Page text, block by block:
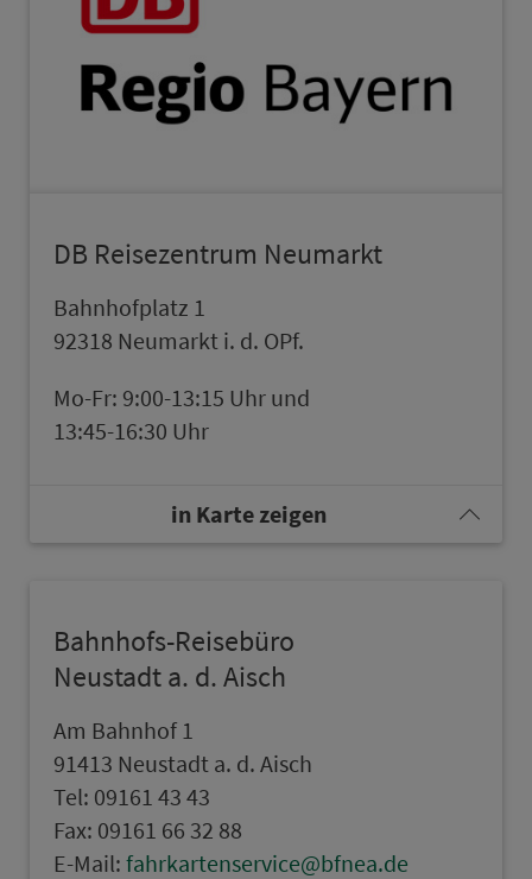
DB Reisezentrum Neumarkt
Bahn­hofplatz 1
92318 Neumarkt i. d. OPf.
Mo-Fr: 9:00-13:15 Uhr und
13:45-16:30 Uhr
in Karte zeigen
Bahn­hofs-Rei­se­bü­ro
Neustadt a. d. Aisch
Am Bahn­hof 1
91413 Neustadt a. d. Aisch
Tel: 09161 43 43
Fax: 09161 66 32 88
E-Mail: fahrkartenservice@bfnea.de